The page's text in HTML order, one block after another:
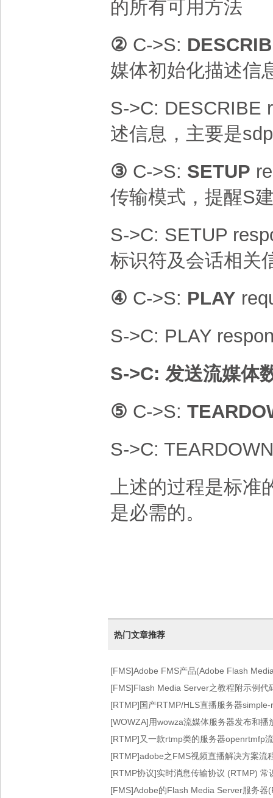
的所有可用方法
② C->S:
媒体初始化描述信
S->C: DESCRIBE
述信息，主要是sdp
③ C->S: SETUP
传输模式，提醒S
S->C: SETUP
标识符及会话相关
④ C->S: PLAY
S->C: PLAY
S->C: 发送流媒体
⑤ C->S:
S->C:
上述的过程是标准
是必需的。
热门文章推荐
[FMS]Adobe FMS产品(Adobe Flash
图)
[FMS]Flash Media Server之教程附示例代
[RTMP]国产RTMP/HLS直播服务器
[WOWZA]用wowza流媒体服务器发布和播
[RTMP]又一款rtmp类的服务器openrtmfp
[RTMP]adobe之FMS视频直播解决方案流
[RTMP协议]实时消息传输协议 (RTMP) 常
[FMS]Adobe的Flash Media Server服务器